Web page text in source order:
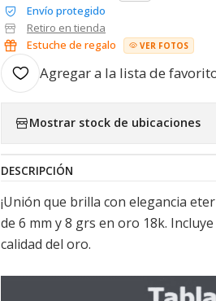
Envío protegido
Retiro en tienda
Estuche de regalo
VER FOTOS
Agregar a la lista de
Mostrar stock de ubicaciones
DESCRIPCIÓN
¡Unión que brilla con elegancia
de 6 mm y 8 grs en oro 18k.
calidad del oro.